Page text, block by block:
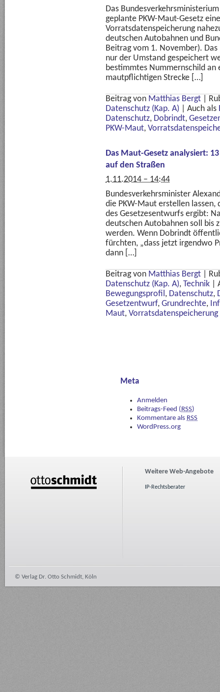
Das
geplante PKW-Maut-Gesetz
Vorratsdatenspeicherung
deutschen Autobahnen und
Beitrag vom 1. November).
nur der Umstand gespeichert
bestimmtes Nummernschild
mautpflichtigen Strecke […]
Beitrag von Matthias Bergt
Datenschutz (Kap. A)
Auch als
Datenschutz, Dobrindt,
PKW-Maut,
Das Maut-Gesetz analysiert:
auf den Straßen
1.11.2014 – 14:44
Bundesverkehrsminister
die PKW-Maut erstellen lassen,
des Gesetzesentwurfs ergibt:
deutschen Autobahnen soll bis
werden. Wenn Dobrindt
fürchten, „dass jetzt irgendwo
dann […]
Beitrag von Matthias Bergt
Datenschutz (Kap. A), Technik
Bewegungsprofil, Datenschutz,
Gesetzentwurf, Grundrechte,
Maut, Vorratsdatenspeicherung
Meta
Anmelden
Beitrags-Feed (RSS)
Kommentare als RSS
WordPress.org
Weitere Web-Angebote
IP-Rechtsberater
© Verlag Dr. Otto Schmidt, Köln